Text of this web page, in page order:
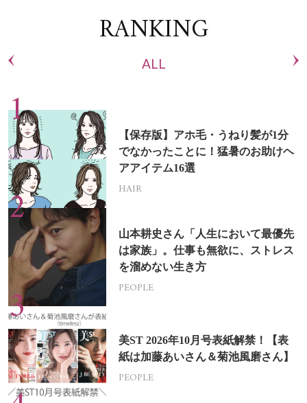
RANKING
ALL
【保存版】アホ毛・うねり髪が1分
でなかったことに！猛暑のお助けヘ
アアイテム16選
HAIR
山本耕史さん「人生において最優先
は家族」。仕事も無欲に、ストレス
を溜めない生き方
PEOPLE
美ST 2026年10月号表紙解禁！【表
紙は加藤あいさん＆菊池風磨さん】
PEOPLE